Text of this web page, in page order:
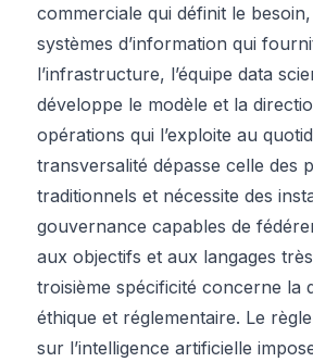
commerciale qui définit le
systèmes d’information qui
l’infrastructure, l’équipe data
développe le modèle et la
opérations qui l’exploite au
transversalité dépasse celle des
traditionnels et nécessite des
gouvernance capables de
aux objectifs et aux langages
troisième spécificité concerne la
éthique et réglementaire. Le
sur l’intelligence artificielle